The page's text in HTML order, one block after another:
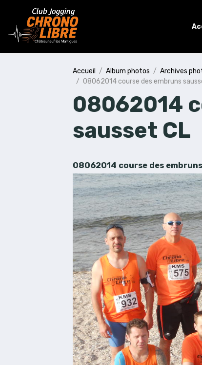
Accueil Album photos Archives
08062014 course des embruns
08062014
sausset CL
08062014 course des